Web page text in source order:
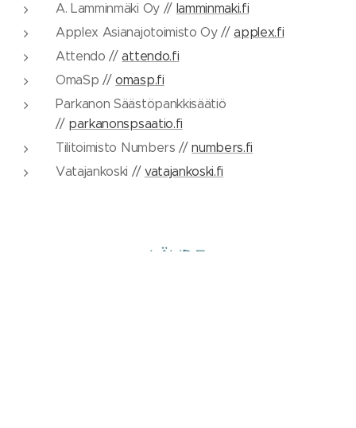
A. Lamminmäki Oy // lamminmaki.fi
Applex Asianajotoimisto Oy //applex.fi
Attendo //attendo.fi
OmaSp //omasp.fi
Parkanon Säästöpankkisäätiö
// parkanonspsaatio.fi
Tilitoimisto Numbers //numbers.fi
Vatajankoski // vatajankoski.fi